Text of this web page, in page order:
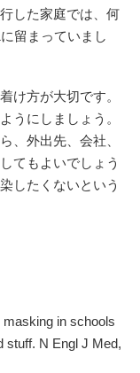
した家庭では、何
留まっていまし
け方が大切です。
うにしましょう。
、外出先、会社、
てもよいでしょう
したくないという
in schools
stuff. N Engl J Med,